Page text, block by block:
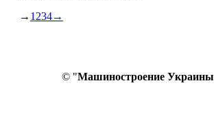
→ 1234→
© "Машиностроение Украины